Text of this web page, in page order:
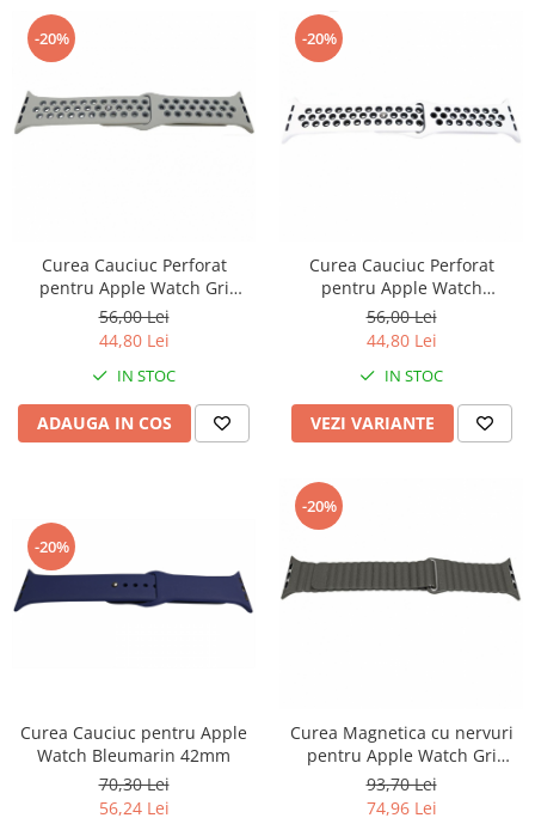
-20%
Curea Cauciuc Perforat
pentru Apple Watch Gri
42mm
56,00 Lei
44,80 Lei
IN STOC
ADAUGA IN COS
-20%
Curea Cauciuc Perforat
pentru Apple Watch
Alb/Negru 42mm
56,00 Lei
44,80 Lei
IN STOC
VEZI VARIANTE
-20%
Curea Cauciuc pentru Apple
Watch Bleumarin 42mm
70,30 Lei
56,24 Lei
-20%
Curea Magnetica cu nervuri
pentru Apple Watch Gri
42mm
93,70 Lei
74,96 Lei